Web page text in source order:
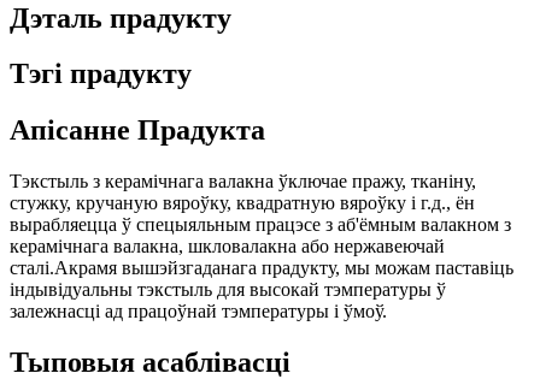
Дэталь прадукту
Тэгі прадукту
Апісанне Прадукта
Тэкстыль з керамічнага валакна ўключае пражу, тканіну,
стужку, кручаную вяроўку, квадратную вяроўку і г.д., ён
вырабляецца ў спецыяльным працэсе з аб'ёмным валакном з
керамічнага валакна, шкловалакна або нержавеючай
сталі.Акрамя вышэйзгаданага прадукту, мы можам паставіць
індывідуальны тэкстыль для высокай тэмпературы ў
залежнасці ад працоўнай тэмпературы і ўмоў.
Тыповыя асаблівасці